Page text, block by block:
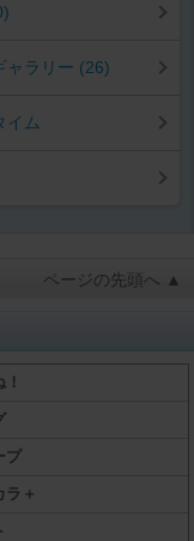
ャラリー (26)
イム
ページの先頭へ ▲
プ
ラ＋